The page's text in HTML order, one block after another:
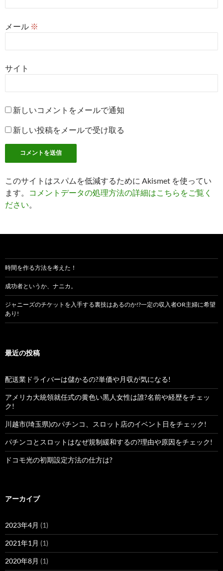
メール ※
サイト
新しいコメントをメールで通知
新しい投稿をメールで受け取る
このサイトはスパムを低減するために Akismet を使ってい
ます。
コメントデータの処理方法の詳細はこちらをご覧く
ださい。
時間を作る方法を考えた！
成功者というか、ナニカ。
ジャニーズのチケットを入手する裏技はあるのか!?一定の収入者OR主婦に希望
あり!
最近の投稿
配送業ドライバーは儲かるの?単価や月収が気になる!
アメリカ大統領就任式の黄色い黒人女性は誰?名前や経歴をチェッ
ク!
川越市(埼玉県)のパチンコ、スロット店のイベント日をチェック!
パチンコとスロットはなぜ規制緩和するの?理由や原因をチェック!
ドコモ光の初期設定方法の仕方は?
アーカイブ
2023年4月 (1)
2021年1月 (1)
2020年8月 (1)